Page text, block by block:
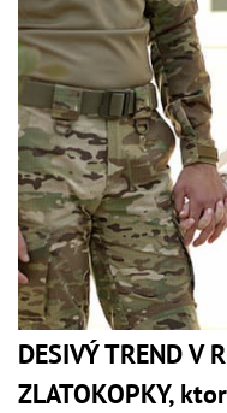
DESIVÝ TREND V
ZLATOKOPKY,